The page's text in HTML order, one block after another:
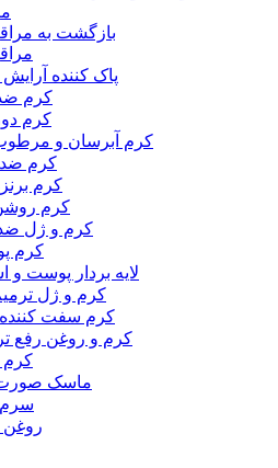
بازگشت به
پاک کننده
کرم
کرم
کرم آبرسان و
کرم
کرم
کرم
کرم و ژل
کرم
لایه بردار پوست و
کرم و ژل
کرم سفت
کرم و روغن رفع
ماسک